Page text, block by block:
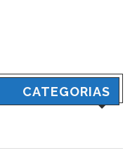
CATEGORIAS